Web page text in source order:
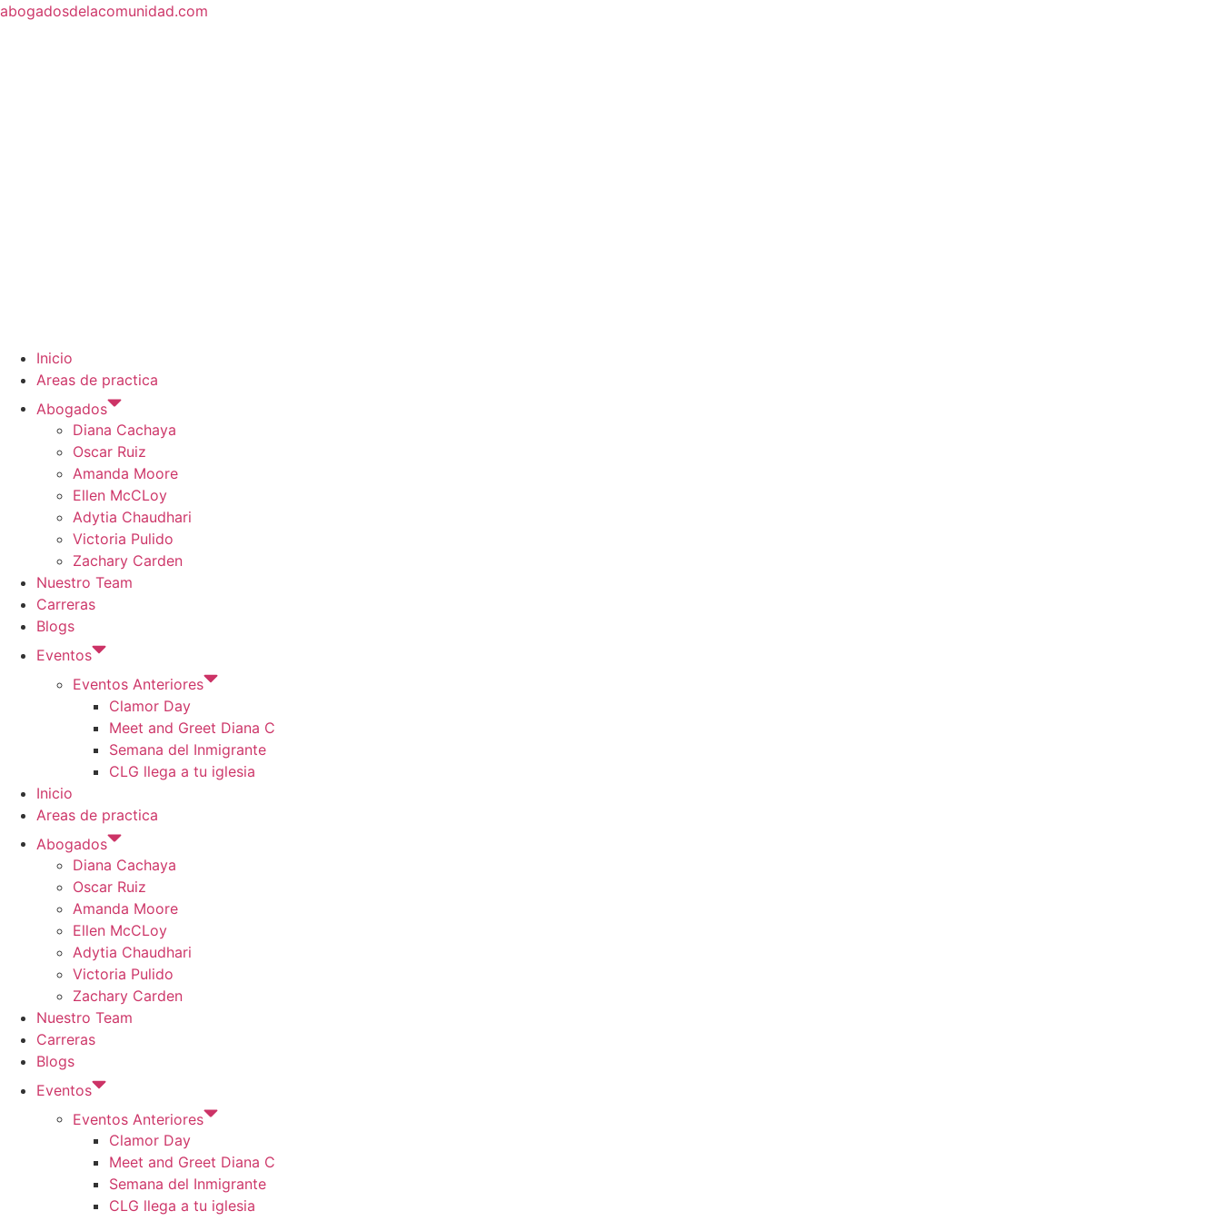
abogadosdelacomunidad.com
Inicio
Areas de practica
Abogados
Diana Cachaya
Oscar Ruiz
Amanda Moore
Ellen McCLoy
Adytia Chaudhari
Victoria Pulido
Zachary Carden
Nuestro Team
Carreras
Blogs
Eventos
Eventos Anteriores
Clamor Day
Meet and Greet Diana C
Semana del Inmigrante
CLG llega a tu iglesia
Inicio
Areas de practica
Abogados
Diana Cachaya
Oscar Ruiz
Amanda Moore
Ellen McCLoy
Adytia Chaudhari
Victoria Pulido
Zachary Carden
Nuestro Team
Carreras
Blogs
Eventos
Eventos Anteriores
Clamor Day
Meet and Greet Diana C
Semana del Inmigrante
CLG llega a tu iglesia